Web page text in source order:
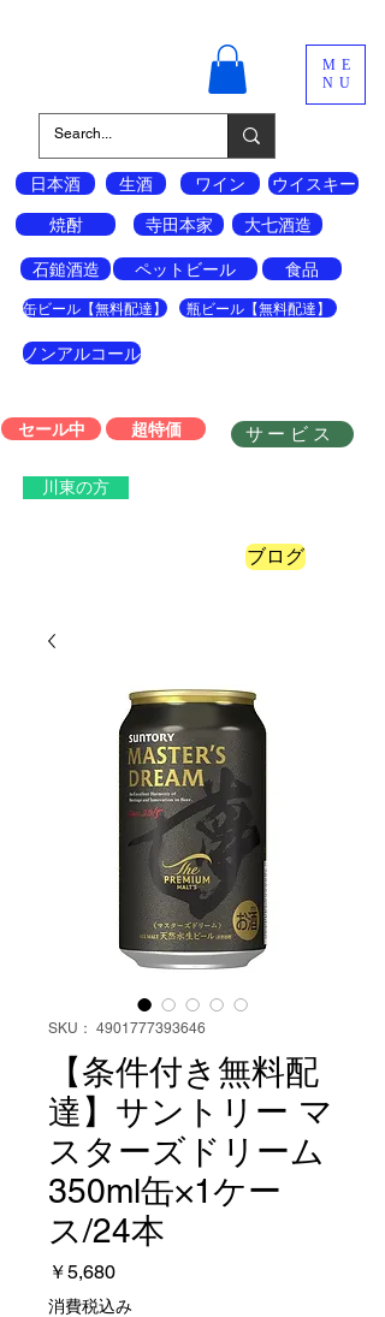
ME
NU
日本酒
ワイン
寺田本家
大七酒造
缶ビール【無料配達】 瓶ビール【無料配達】
生酒
食品
ウイスキー
セール中
ブログ
川東の方
焼酎
ペットビール
石鎚酒造
超特価
ノンアルコール
サービス
SKU： 4901777393646
【条件付き無料配
達】サントリー マ
スターズドリーム
350ml缶×1ケー
ス/24本
￥5,680価
格
消費税込み